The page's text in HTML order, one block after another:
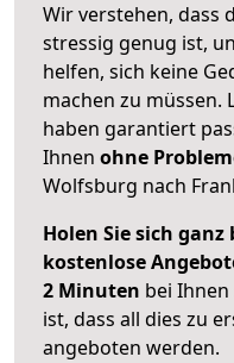
Wir verstehen, dass
stressig genug ist,
helfen, sich keine
machen zu müssen.
haben garantiert
Ihnen ohne
Wolfsburg nach
Holen Sie sich
kostenlose
2 Minuten bei
ist, dass all dies zu
angeboten werden.